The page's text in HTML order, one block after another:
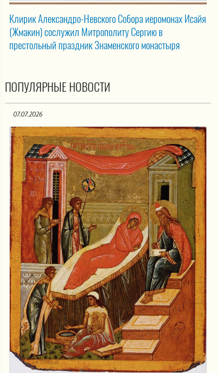
Клирик Александро-Невского Собора иеромонах Исайя
(Жмакин) сослужил Митрополиту Сергию в
престольный праздник Знаменского монастыря
ПОПУЛЯРНЫЕ НОВОСТИ
07.07.2026